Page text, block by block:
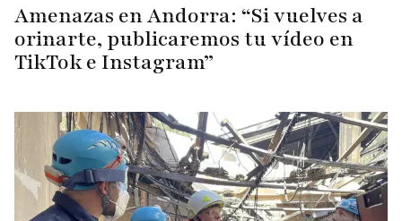
Amenazas en Andorra: “Si vuelves a
orinarte, publicaremos tu vídeo en
TikTok e Instagram”